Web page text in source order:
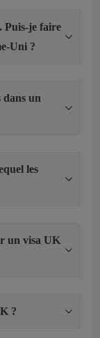
Puis-je faire
Uni ?
dans un
les
un visa UK
?